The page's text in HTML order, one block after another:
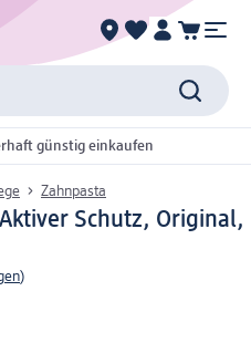
günstig einkaufen
Zahnpasta
Schutz, Original,
)